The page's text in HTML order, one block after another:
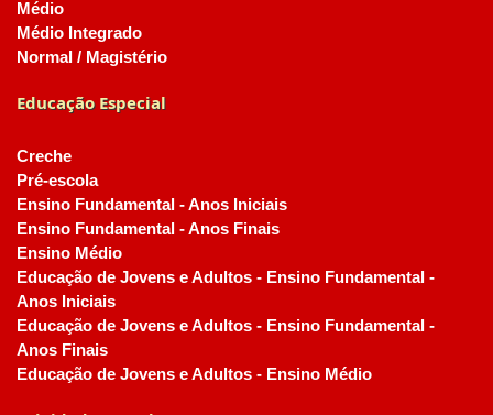
Médio
Médio Integrado
Normal / Magistério
Educação Especial
Creche
Pré-escola
Ensino Fundamental - Anos Iniciais
Ensino Fundamental - Anos Finais
Ensino Médio
Educação de Jovens e Adultos - Ensino Fundamental -
Anos Iniciais
Educação de Jovens e Adultos - Ensino Fundamental -
Anos Finais
Educação de Jovens e Adultos - Ensino Médio